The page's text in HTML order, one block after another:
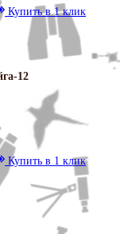
Купить в 1 клик
12
Купить в 1 клик